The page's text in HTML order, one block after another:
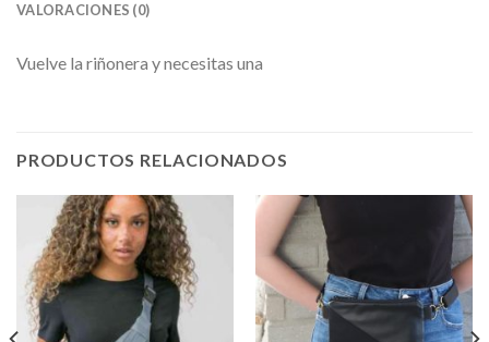
VALORACIONES (0)
Vuelve la riñonera y necesitas una
PRODUCTOS RELACIONADOS